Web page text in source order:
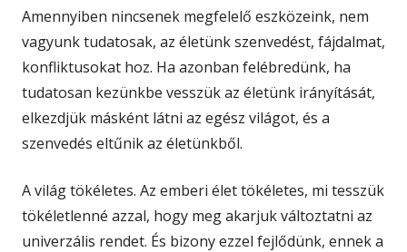
Amennyiben nincsenek megfelelő eszközeink, nem
vagyunk tudatosak, az életünk szenvedést, fájdalmat,
konfliktusokat hoz. Ha azonban felébredünk, ha
tudatosan kezünkbe vesszük az életünk irányítását,
elkezdjük másként látni az egész világot, és a
szenvedés eltűnik az életünkből.
A világ tökéletes. Az emberi élet tökéletes, mi tesszük
tökéletlenné azzal, hogy meg akarjuk változtatni az
univerzális rendet. És bizony ezzel fejlődünk, ennek a